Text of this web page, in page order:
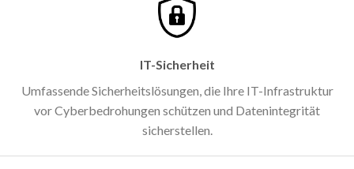
IT-Sicherheit
Umfassende Sicherheitslösungen, die Ihre IT-Infrastruktur
vor Cyberbedrohungen schützen und Datenintegrität
sicherstellen.